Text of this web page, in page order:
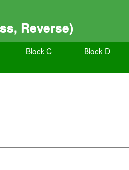
Reverse)
Block C Block D